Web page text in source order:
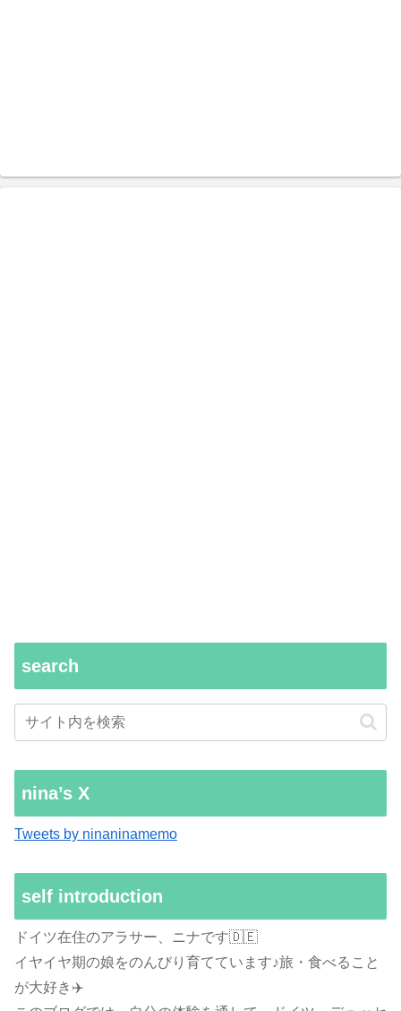
search
nina’s X
Tweets by ninaninamemo
self introduction
ドイツ在住のアラサー、ニナです🇩🇪
イヤイヤ期の娘をのんびり育てています♪旅・食べること
が大好き✈️